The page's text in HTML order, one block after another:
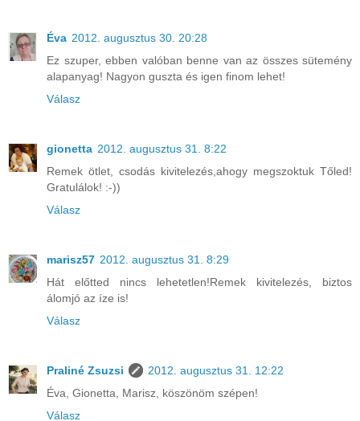
Éva 2012. augusztus 30. 20:28
Ez szuper, ebben valóban benne van az összes sütemény
alapanyag! Nagyon guszta és igen finom lehet!
Válasz
gionetta 2012. augusztus 31. 8:22
Remek ötlet, csodás kivitelezés,ahogy megszoktuk Tőled!
Gratulálok! :-))
Válasz
marisz57 2012. augusztus 31. 8:29
Hát előtted nincs lehetetlen!Remek kivitelezés, biztos
álomjó az íze is!
Válasz
Praliné Zsuzsi
2012. augusztus 31. 12:22
Éva, Gionetta, Marisz, köszönöm szépen!
Válasz